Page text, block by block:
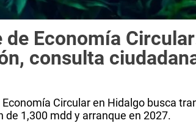
de Economía
consulta
Economía Circular en Hidalgo busca
de 1,300 mdd y arranque en 2027.